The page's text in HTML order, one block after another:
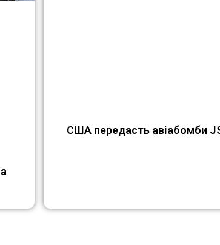
США передасть авіабомби